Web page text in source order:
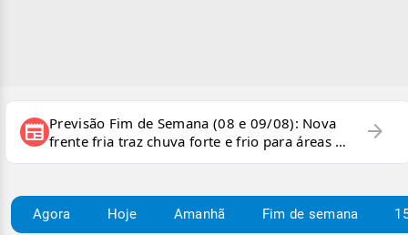
newspaper Previsão Fim de Semana (08 e 09/08): Nova
frente fria traz chuva forte e frio para áreas do
país
arrow_forward
Agora Hoje Amanhã Fim de semana